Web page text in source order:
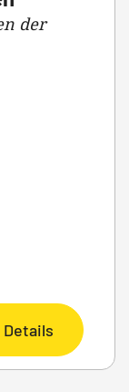
der
Details